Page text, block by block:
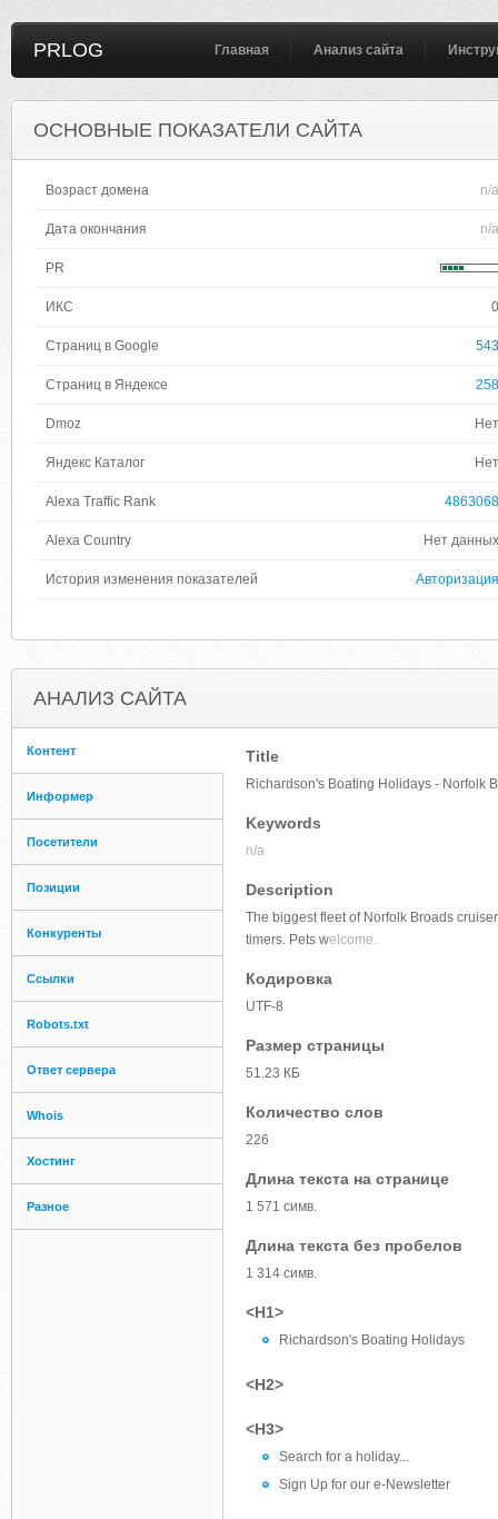
PRLOG Главная Анализ сайта
ОСНОВНЫЕ ПОКАЗАТЕЛИ САЙТА
Возраст домена n/a
Дата окончания n/a
PR
ИКС 0
Страниц в Google 543
Страниц в Яндексе 258
Dmoz Нет
Яндекс Каталог Нет
Alexa Traffic Rank 4863068
Alexa Country Нет данных
История изменения показателей Авторизация
АНАЛИЗ САЙТА
Контент
Информер
Посетители
Позиции
Конкуренты
Ссылки
Robots.txt
Ответ сервера
Whois
Хостинг
Разное
Title
Richardson's Boating Holidays - Norfolk
Keywords
n/a
Description
The biggest fleet of Norfolk Broads
timers. Pets welcome.
Кодировка
UTF-8
Размер страницы
51.23 КБ
Количество слов
226
Длина текста на странице
1 571 симв.
Длина текста без пробелов
1 314 симв.
<H1>
Richardson's Boating Holidays
<H2>
<H3>
Search for a holiday...
Sign Up for our e-Newsletter